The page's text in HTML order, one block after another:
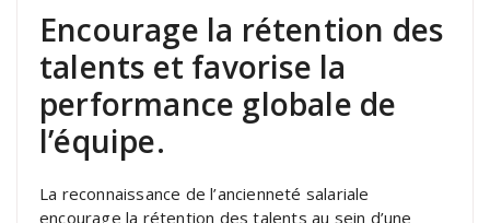
Encourage la rétention des
talents et favorise la
performance globale de
l’équipe.
La reconnaissance de l’ancienneté salariale
encourage la rétention des talents au sein d’une